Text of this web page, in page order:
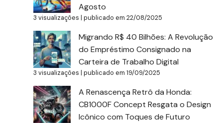
Agosto
3 visualizações |publicado em 22/08/2025
Migrando R$ 40 Bilhões: A Revolução
do Empréstimo Consignado na
Carteira de Trabalho Digital
3 visualizações |publicado em 19/09/2025
A Renascença Retrô da Honda:
CB1000F Concept Resgata o Design
Icônico com Toques de Futuro